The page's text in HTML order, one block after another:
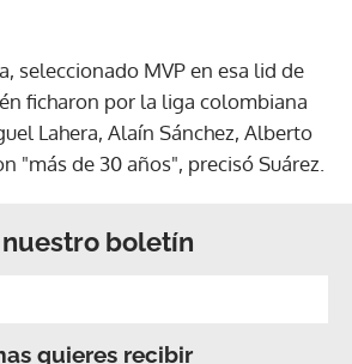
seleccionado MVP en esa lid de
ficharon por la liga colombiana
Lahera, Alaín Sánchez, Alberto
"más de 30 años", precisó Suárez.
boletín
quieres recibir